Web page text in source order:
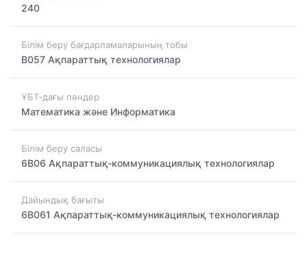
240
Білім беру бағдарламаларының тобы
B057 Ақпараттық технологиялар
ҰБТ-дағы пәндер
Математика және Информатика
Білім беру саласы
6B06 Ақпараттық-коммуникациялық технологиялар
Дайындық бағыты
6B061 Ақпараттық-коммуникациялық технологиялар